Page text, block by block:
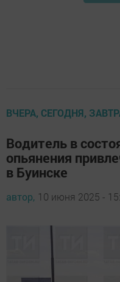
ВЧЕРА, СЕГОДНЯ,
Водитель в
опьянения
в Буинске
автор, 10 июня 2025 -